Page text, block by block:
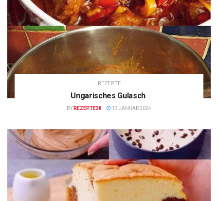
REZEPTE
Ungarisches Gulasch
BY REZEPTE38 13 JANUAR 2024